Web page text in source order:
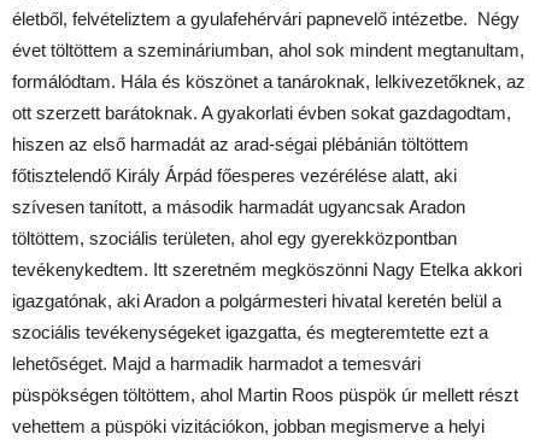
életből, felvételiztem a gyulafehérvári papnevelő intézetbe. Négy
évet töltöttem a szemináriumban, ahol sok mindent megtanultam,
formálódtam. Hála és köszönet a tanároknak, lelkivezetőknek, az
ott szerzett barátoknak. A gyakorlati évben sokat gazdagodtam,
hiszen az első harmadát az arad-ségai plébánián töltöttem
főtisztelendő Király Árpád főesperes vezérélése alatt, aki
szívesen tanított, a második harmadát ugyancsak Aradon
töltöttem, szociális területen, ahol egy gyerekközpontban
tevékenykedtem. Itt szeretném megköszönni Nagy Etelka akkori
igazgatónak, aki Aradon a polgármesteri hivatal keretén belül a
szociális tevékenységeket igazgatta, és megteremtette ezt a
lehetőséget. Majd a harmadik harmadot a temesvári
püspökségen töltöttem, ahol Martin Roos püspök úr mellett részt
vehettem a püspöki vizitációkon, jobban megismerve a helyi